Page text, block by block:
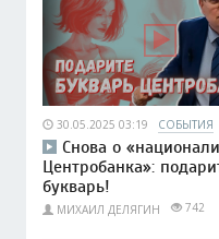
30.05.2025 03:19 СОБЫТИЯ
Снова о
Центробанка»:
букварь!
МИХАИЛ ДЕЛЯГИН 742